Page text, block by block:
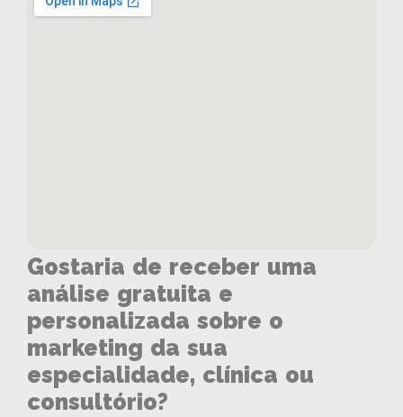
Gostaria de receber uma
análise gratuita e
personalizada sobre o
marketing da sua
especialidade, clínica ou
consultório?